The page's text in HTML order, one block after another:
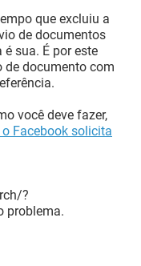
que excluiu a
de documentos
sua. É por este
de documento com
você deve fazer,
Facebook solicita
?
problema.